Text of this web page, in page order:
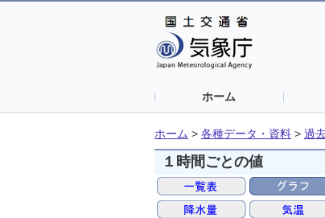
ホーム
ホーム > 各種データ・資料 > 過
１時間ごとの値